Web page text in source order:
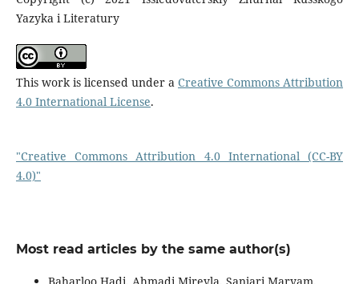
Yazyka i Literatury
This work is licensed under aCreative Commons Attribution
4.0 International License.
"Creative Commons Attribution 4.0 International (CC-BY
4.0)"
Most read articles by the same author(s)